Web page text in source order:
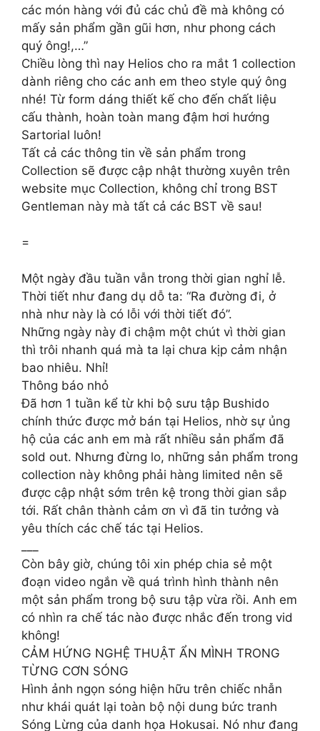
các món hàng với đủ các chủ đề mà không có
mấy sản phẩm gần gũi hơn, như phong cách
quý ông!,…”
Chiều lòng thì nay Helios cho ra mắt 1 collection
dành riêng cho các anh em theo style quý ông
nhé! Từ form dáng thiết kế cho đến chất liệu
cấu thành, hoàn toàn mang đậm hơi hướng
Sartorial luôn!
Tất cả các thông tin về sản phẩm trong
Collection sẽ được cập nhật thường xuyên trên
website mục Collection, không chỉ trong BST
Gentleman này mà tất cả các BST về sau!
=
Một ngày đầu tuần vẫn trong thời gian nghỉ lễ.
Thời tiết như đang dụ dỗ ta: “Ra đường đi, ở
nhà như này là có lỗi với thời tiết đó”.
Những ngày này đi chậm một chút vì thời gian
thì trôi nhanh quá mà ta lại chưa kịp cảm nhận
bao nhiêu. Nhỉ!
Thông báo nhỏ
Đã hơn 1 tuần kể từ khi bộ sưu tập Bushido
chính thức được mở bán tại Helios, nhờ sự ủng
hộ của các anh em mà rất nhiều sản phẩm đã
sold out. Nhưng đừng lo, những sản phẩm trong
collection này không phải hàng limited nên sẽ
được cập nhật sớm trên kệ trong thời gian sắp
tới. Rất chân thành cảm ơn vì đã tin tưởng và
yêu thích các chế tác tại Helios.
Còn bây giờ, chúng tôi xin phép chia sẻ một
đoạn video ngắn về quá trình hình thành nên
một sản phẩm trong bộ sưu tập vừa rồi. Anh em
có nhìn ra chế tác nào được nhắc đến trong vid
không!
CẢM HỨNG NGHỆ THUẬT ẨN MÌNH TRONG
TỪNG CƠN SÓNG
Hình ảnh ngọn sóng hiện hữu trên chiếc nhẫn
như khái quát lại toàn bộ nội dung bức tranh
Sóng Lừng của danh họa Hokusai. Nó như đang